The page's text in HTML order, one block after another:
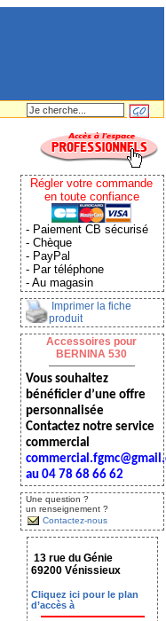
Régler votre commande
en toute confiance
- Paiement CB sécurisé
- Chèque
- PayPal
- Par téléphone
- Au magasin
Imprimer la fiche
produit
Accessoires pour
BERNINA 530
Vous souhaitez
bénéficier d’une offre
personnalisée
Contactez notre service
commercial
au 04 78 68 66 62
Une question ?
un renseignement ?
Contactez-nous
13 rue du Génie
69200 Vénissieux
Cliquez ici pour le plan
d’accès à